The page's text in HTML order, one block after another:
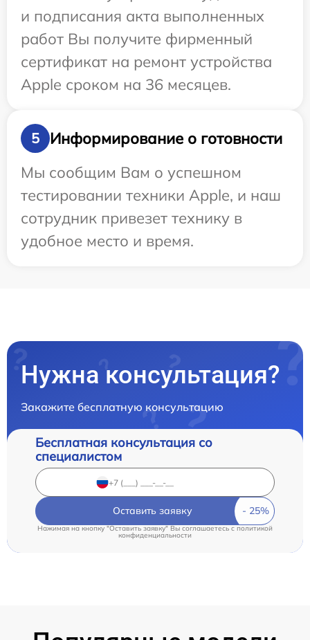
и подписания акта выполненных
работ Вы получите фирменный
сертификат на ремонт устройства
Apple сроком на 36 месяцев.
5
Информирование о готовности
Мы сообщим Вам о успешном
тестировании техники Apple, и наш
сотрудник привезет технику в
удобное место и время.
Нужна консультация?
Закажите бесплатную консультацию
Бесплатная консультация со
специалистом
Оставить заявку
Нажимая на кнопку "Оставить заявку" Вы соглашаетесь c политикой
конфиденциальности